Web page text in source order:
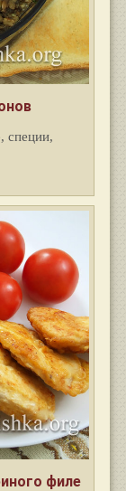
специи,
филе